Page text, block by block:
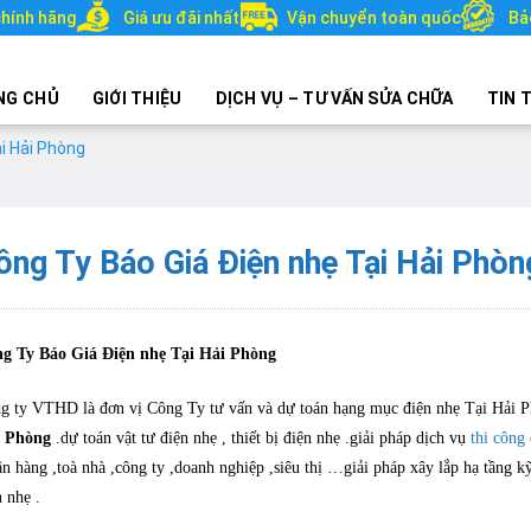
hãng Giá ưu đãi nhất Vận chuyển toàn quốc
CHỦ GIỚI THIỆU DỊCH VỤ – TƯ VẤN SỬA CHỮA TIN
Hải Phòng
Ty Báo Giá Điện nhẹ Tại Hải
Ty Báo Giá Điện nhẹ Tại Hải Phòng
ty VTHD là đơn vị Công Ty tư vấn và dự toán hạng mục điện nhẹ Tại Hải
Phòng .dự toán vật tư điện nhẹ , thiết bị điện nhẹ .giải pháp dịch vụ thi công
hàng ,toà nhà ,công ty ,doanh nghiệp ,siêu thị …giải pháp xây lắp hạ tầng
.